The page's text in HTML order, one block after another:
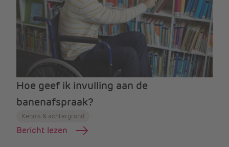
Hoe geef ik invulling aan de
banenafspraak?
Kennis & achtergrond
Bericht lezen